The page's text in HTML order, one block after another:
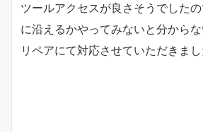
ツールアクセスが良さそうでした
に沿えるかやってみないと分から
リペアにて対応させていただきまし